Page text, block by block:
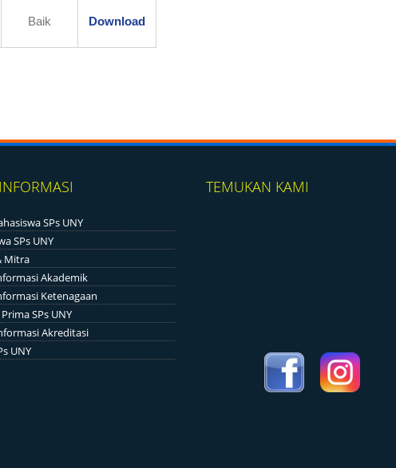
Baik Download
SPs UNY
SPs UNY
Mitra
Akademik
Ketenagaan
SPs UNY
Akreditasi
UNY
TEMUKAN KAMI